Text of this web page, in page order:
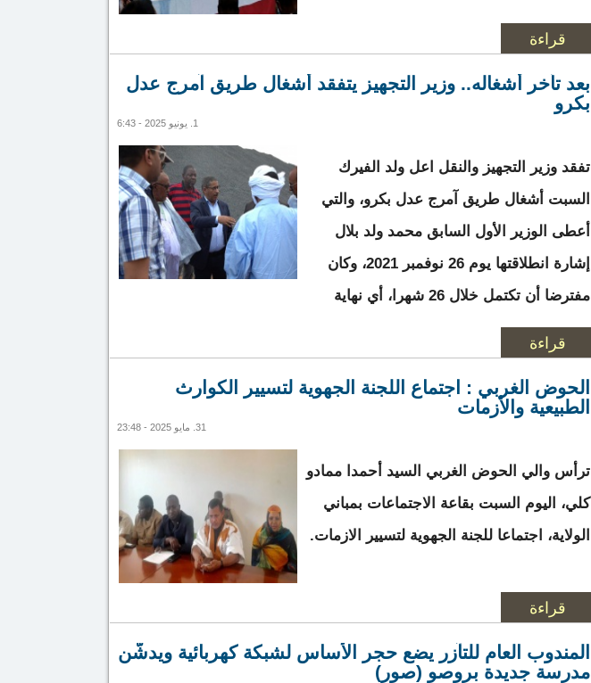
قراءة
بعد تأخر أشغاله.. وزير التجهيز يتفقد أشغال طريق آمرج عدل
بكرو
1. يونيو 2025 - 6:43
تفقد وزير التجهيز والنقل اعل ولد الفيرك
السبت أشغال طريق آمرج عدل بكرو، والتي
أعطى الوزير الأول السابق محمد ولد بلال
إشارة انطلاقتها يوم 26 نوفمبر 2021، وكان
مفترضا أن تكتمل خلال 26 شهرا، أي نهاية
قراءة
الحوض الغربي : اجتماع اللجنة الجهوية لتسيير الكوارث
الطبيعية والأزمات
31. مايو 2025 - 23:48
ترأس والي الحوض الغربي السيد أحمدا ممادو
كلي، اليوم السبت بقاعة الاجتماعات بمباني
الولاية، اجتماعا للجنة الجهوية لتسيير الازمات.
قراءة
المندوب العام للتآزر يضع حجر الأساس لشبكة كهربائية ويدشّن
مدرسة جديدة بروصو (صور)